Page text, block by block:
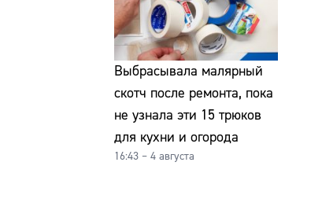
Выбрасывала малярный
скотч после ремонта, пока
не узнала эти 15 трюков
для кухни и огорода
16:43 – 4 августа